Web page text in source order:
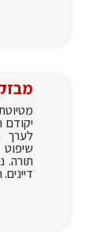
יקודם
לערך
שיפוט
תורה.